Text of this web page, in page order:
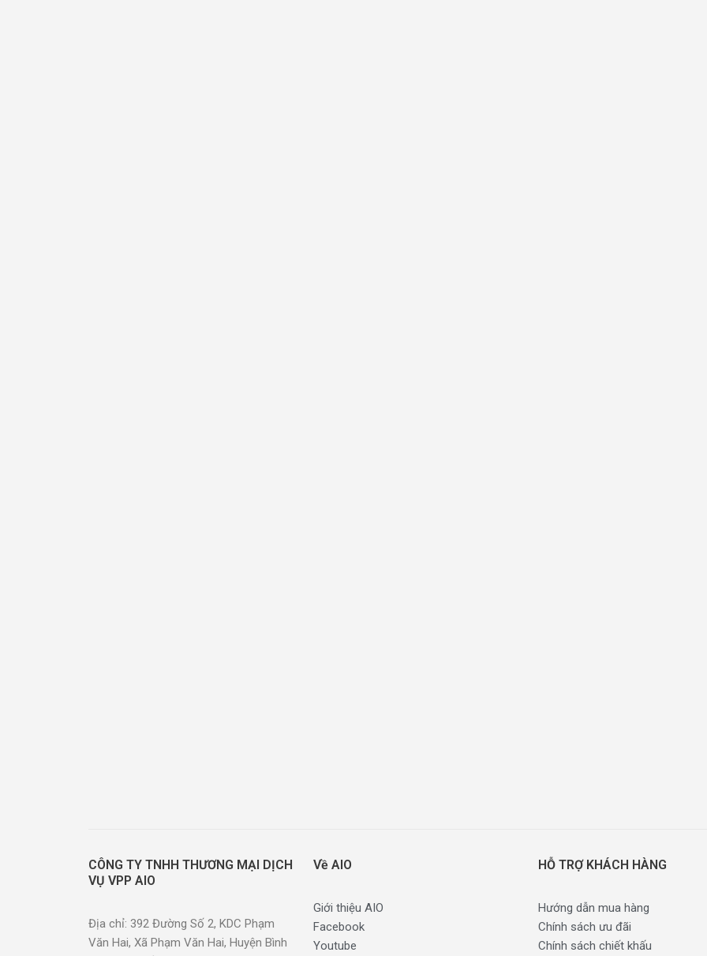
CÔNG TY TNHH THƯƠNG MẠI DỊCH
VỤ VPP AIO
Địa chỉ: 392 Đường Số 2, KDC Phạm
Văn Hai, Xã Phạm Văn Hai, Huyện Bình
Về AIO
Giới thiệu AIO
Facebook
Youtube
HỖ TRỢ KHÁCH HÀNG
Hướng dẫn mua hàng
Chính sách ưu đãi
Chính sách chiết khấu